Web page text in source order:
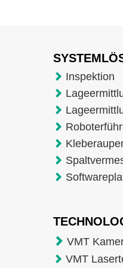
Inspektion
VMT
VMT